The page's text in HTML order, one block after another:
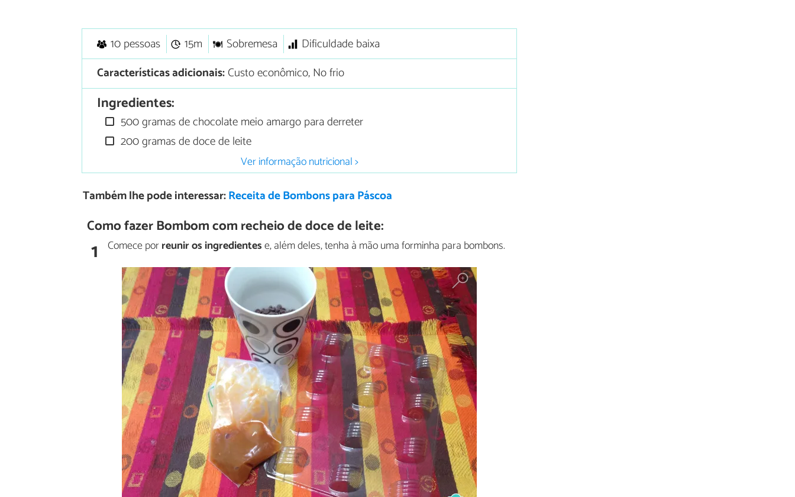
10 pessoas 15m Sobremesa
Dificuldade baixa
Características adicionais:Custo econômico, No frio
Ingredientes:
500 gramas de chocolate meio amargo para derreter
200 gramas de doce de leite
Ver informação nutricional >
Também lhe pode interessar:Receita de Bombons para Páscoa
Como fazer Bombom com recheio de doce de leite:
1 Comece porreunir os ingredientese, além deles, tenha à mão uma forminha para bombons.